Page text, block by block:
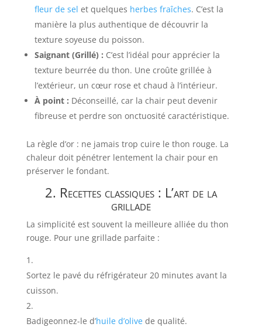
fleur de sel et quelques herbes fraîches. C’est la
manière la plus authentique de découvrir la
texture soyeuse du poisson.
Saignant (Grillé) : C’est l’idéal pour apprécier la
texture beurrée du thon. Une croûte grillée à
l’extérieur, un cœur rose et chaud à l’intérieur.
À point : Déconseillé, car la chair peut devenir
fibreuse et perdre son onctuosité caractéristique.
La règle d’or : ne jamais trop cuire le thon rouge. La
chaleur doit pénétrer lentement la chair pour en
préserver le fondant.
2. Recettes classiques : L’art de la
grillade
La simplicité est souvent la meilleure alliée du thon
rouge. Pour une grillade parfaite :
Sortez le pavé du réfrigérateur 20 minutes avant la
cuisson.
Badigeonnez-le d’huile d’olivede qualité.